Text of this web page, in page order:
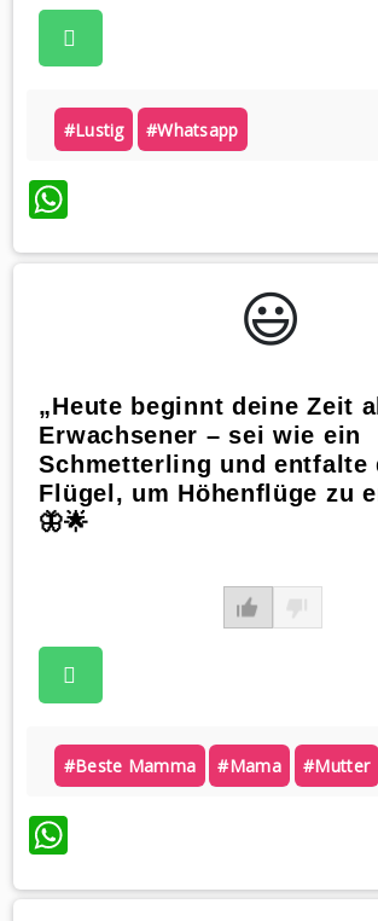
#lustig #whatsapp
WhatsApp
😃️
„Heute beginnt deine Zeit
Erwachsener – sei wie ein
Schmetterling und entfalte
Flügel, um Höhenflüge zu
🦋🌟
#beste Mamma #mama #mutter
WhatsApp